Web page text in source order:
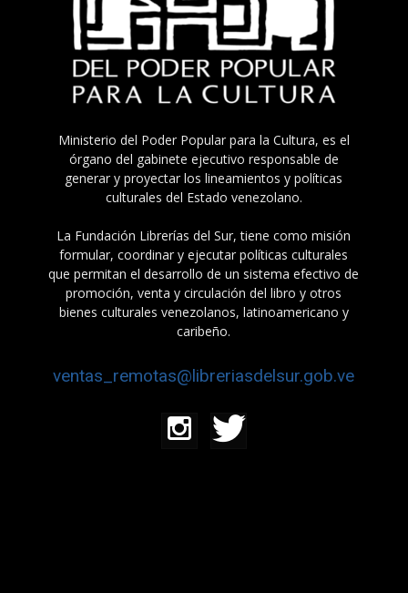
Ministerio del Poder Popular para la Cultura, es el
órgano del gabinete ejecutivo responsable de
generar y proyectar los lineamientos y políticas
culturales del Estado venezolano.
La Fundación Librerías del Sur, tiene como misión
formular, coordinar y ejecutar políticas culturales
que permitan el desarrollo de un sistema efectivo de
promoción, venta y circulación del libro y otros
bienes culturales venezolanos, latinoamericano y
caribeño.
ventas_remotas@libreriasdelsur.gob.ve